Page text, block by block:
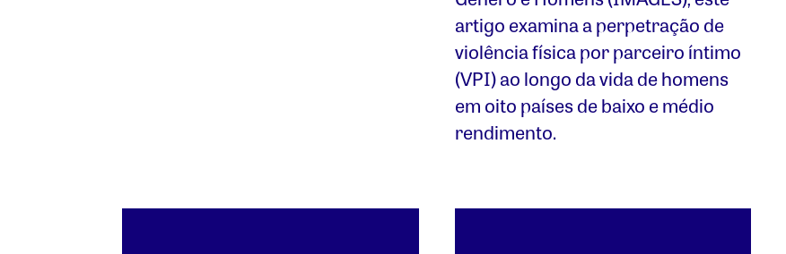
artigo examina a perpetração de
violência física por parceiro íntimo
(VPI) ao longo da vida de homens
em oito países de baixo e médio
rendimento.